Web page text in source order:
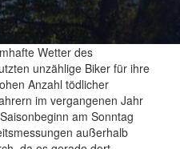
Wetter des
unzählige Biker für ihre
Anzahl tödlicher
im vergangenen Jahr
am Sonntag
außerhalb